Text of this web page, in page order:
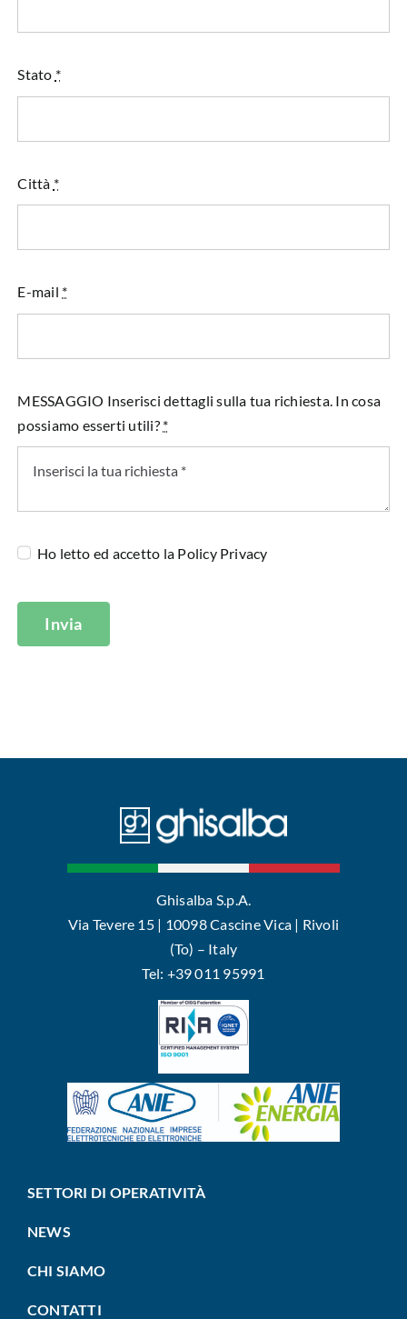
Stato *
Città *
E-mail *
MESSAGGIO Inserisci dettagli sulla tua richiesta. In cosa
possiamo esserti utili? *
Ho letto ed accetto la Policy Privacy
Invia
Ghisalba S.p.A.
Via Tevere 15 | 10098 Cascine Vica | Rivoli
(To) – Italy
Tel: +39 011 95991
SETTORI DI OPERATIVITÀ
NEWS
CHI SIAMO
CONTATTI